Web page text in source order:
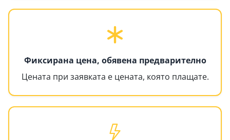
Фиксирана цена, обявена предварително
Цената при заявката е цената, която плащате.